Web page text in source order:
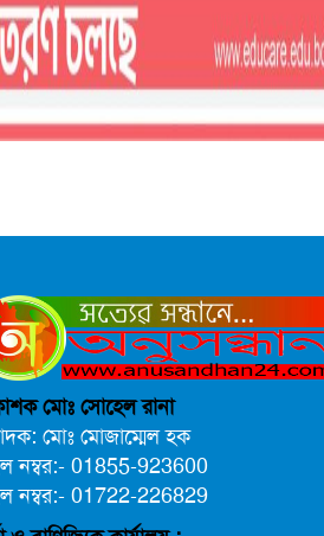
মোঃ সোহেল রানা
মোঃ মোজাম্মেল হক
নম্বর:- 01855-923600
নম্বর:- 01722-226829